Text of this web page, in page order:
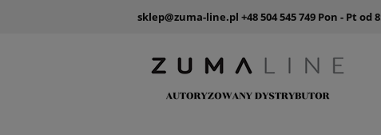
sklep@zuma-line.pl +48 504 545 749 Pon - Pt od